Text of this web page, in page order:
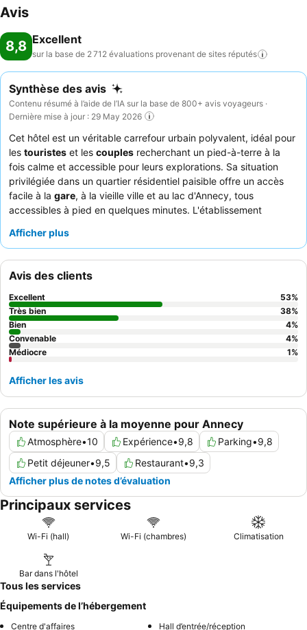
Avis
8,8 Excellent
sur la base de 2 712 évaluations provenant de sites réputés
Synthèse des avis
Contenu résumé à l’aide de l’IA sur la base de 800+ avis voyageurs ·
Dernière mise à jour : 29 May 2026
Cet hôtel est un véritable carrefour urbain polyvalent, idéal pour
les touristes et les couples recherchant un pied-à-terre à la
fois calme et accessible pour leurs explorations. Sa situation
privilégiée dans un quartier résidentiel paisible offre un accès
facile à la gare, à la vieille ville et au lac d'Annecy, tous
accessibles à pied en quelques minutes. L'établissement
évasion sereine. Les clients louent constamment la qualité et la
dégusté en plein air. Pour une expérience unique, pensez à
louer lesvélos électriques
pittoresques.
Afficher plus
Note supérieure à la moyenne pour Annecy
Atmosphère•10 Expérience•9,8 Parking•9,8
Petit déjeuner•9,5 Restaurant•9,3
Afficher plus de notes d’évaluation
Avis des clients
Excellent 53%
Très bien
38%
Bien
4%
Convenable
4%
Médiocre
1%
Afficher les avis
Principaux services
Wi-Fi (hall) Wi-Fi (chambres) Climatisation
Bar dans l'hôtel
Tous les services
Équipements de l’hébergement
Centre d'affaires Hall d’entrée/réception